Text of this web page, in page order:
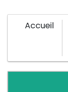
Accueil